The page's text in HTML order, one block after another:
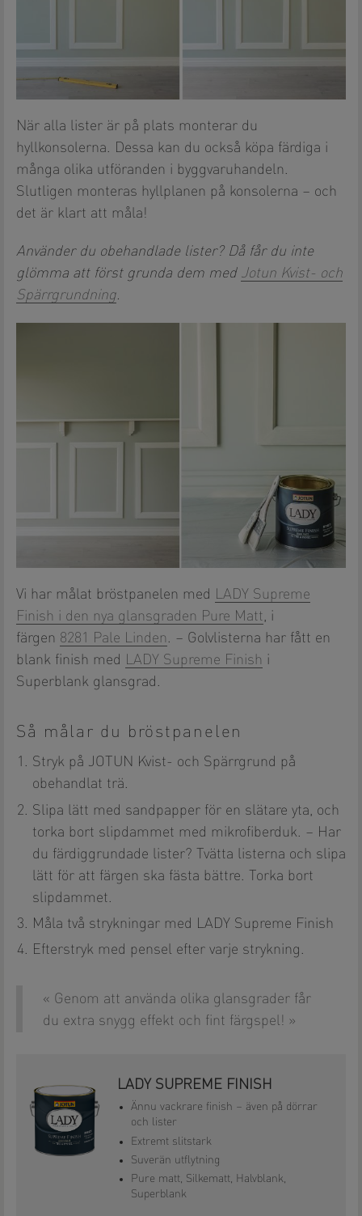
När alla lister är på plats monterar du
hyllkonsolerna. Dessa kan du också köpa färdiga i
många olika utföranden i byggvaruhandeln.
Slutligen monteras hyllplanen på konsolerna – och
det är klart att måla!
Använder du obehandlade lister? Då får du inte
glömma att först grunda dem med Jotun Kvist- och
Spärrgrundning.
Vi har målat bröstpanelen med
LADY Supreme
Finish i den nya glansgraden Pure Matt, i
färgen 8281 Pale Linden. – Golvlisterna har fått en
blank finish med
LADY Supreme Finish i
Superblank glansgrad.
Så målar du bröstpanelen
Stryk på JOTUN Kvist- och Spärrgrund på
obehandlat trä.
Slipa lätt med sandpapper för en slätare yta, och
torka bort slipdammet med mikrofiberduk. – Har
du färdiggrundade lister? Tvätta listerna och slipa
lätt för att färgen ska fästa bättre. Torka bort
slipdammet.
Måla två strykningar med LADY Supreme Finish​
Efterstryk med pensel efter varje strykning. ​
Genom att använda olika glansgrader får
du extra snygg effekt och fint färgspel!
LADY SUPREME FINISH
Ännu vackrare finish – även på dörrar
och lister
Extremt slitstark
Suverän utflytning
Pure matt, Silkematt, Halvblank,
Superblank